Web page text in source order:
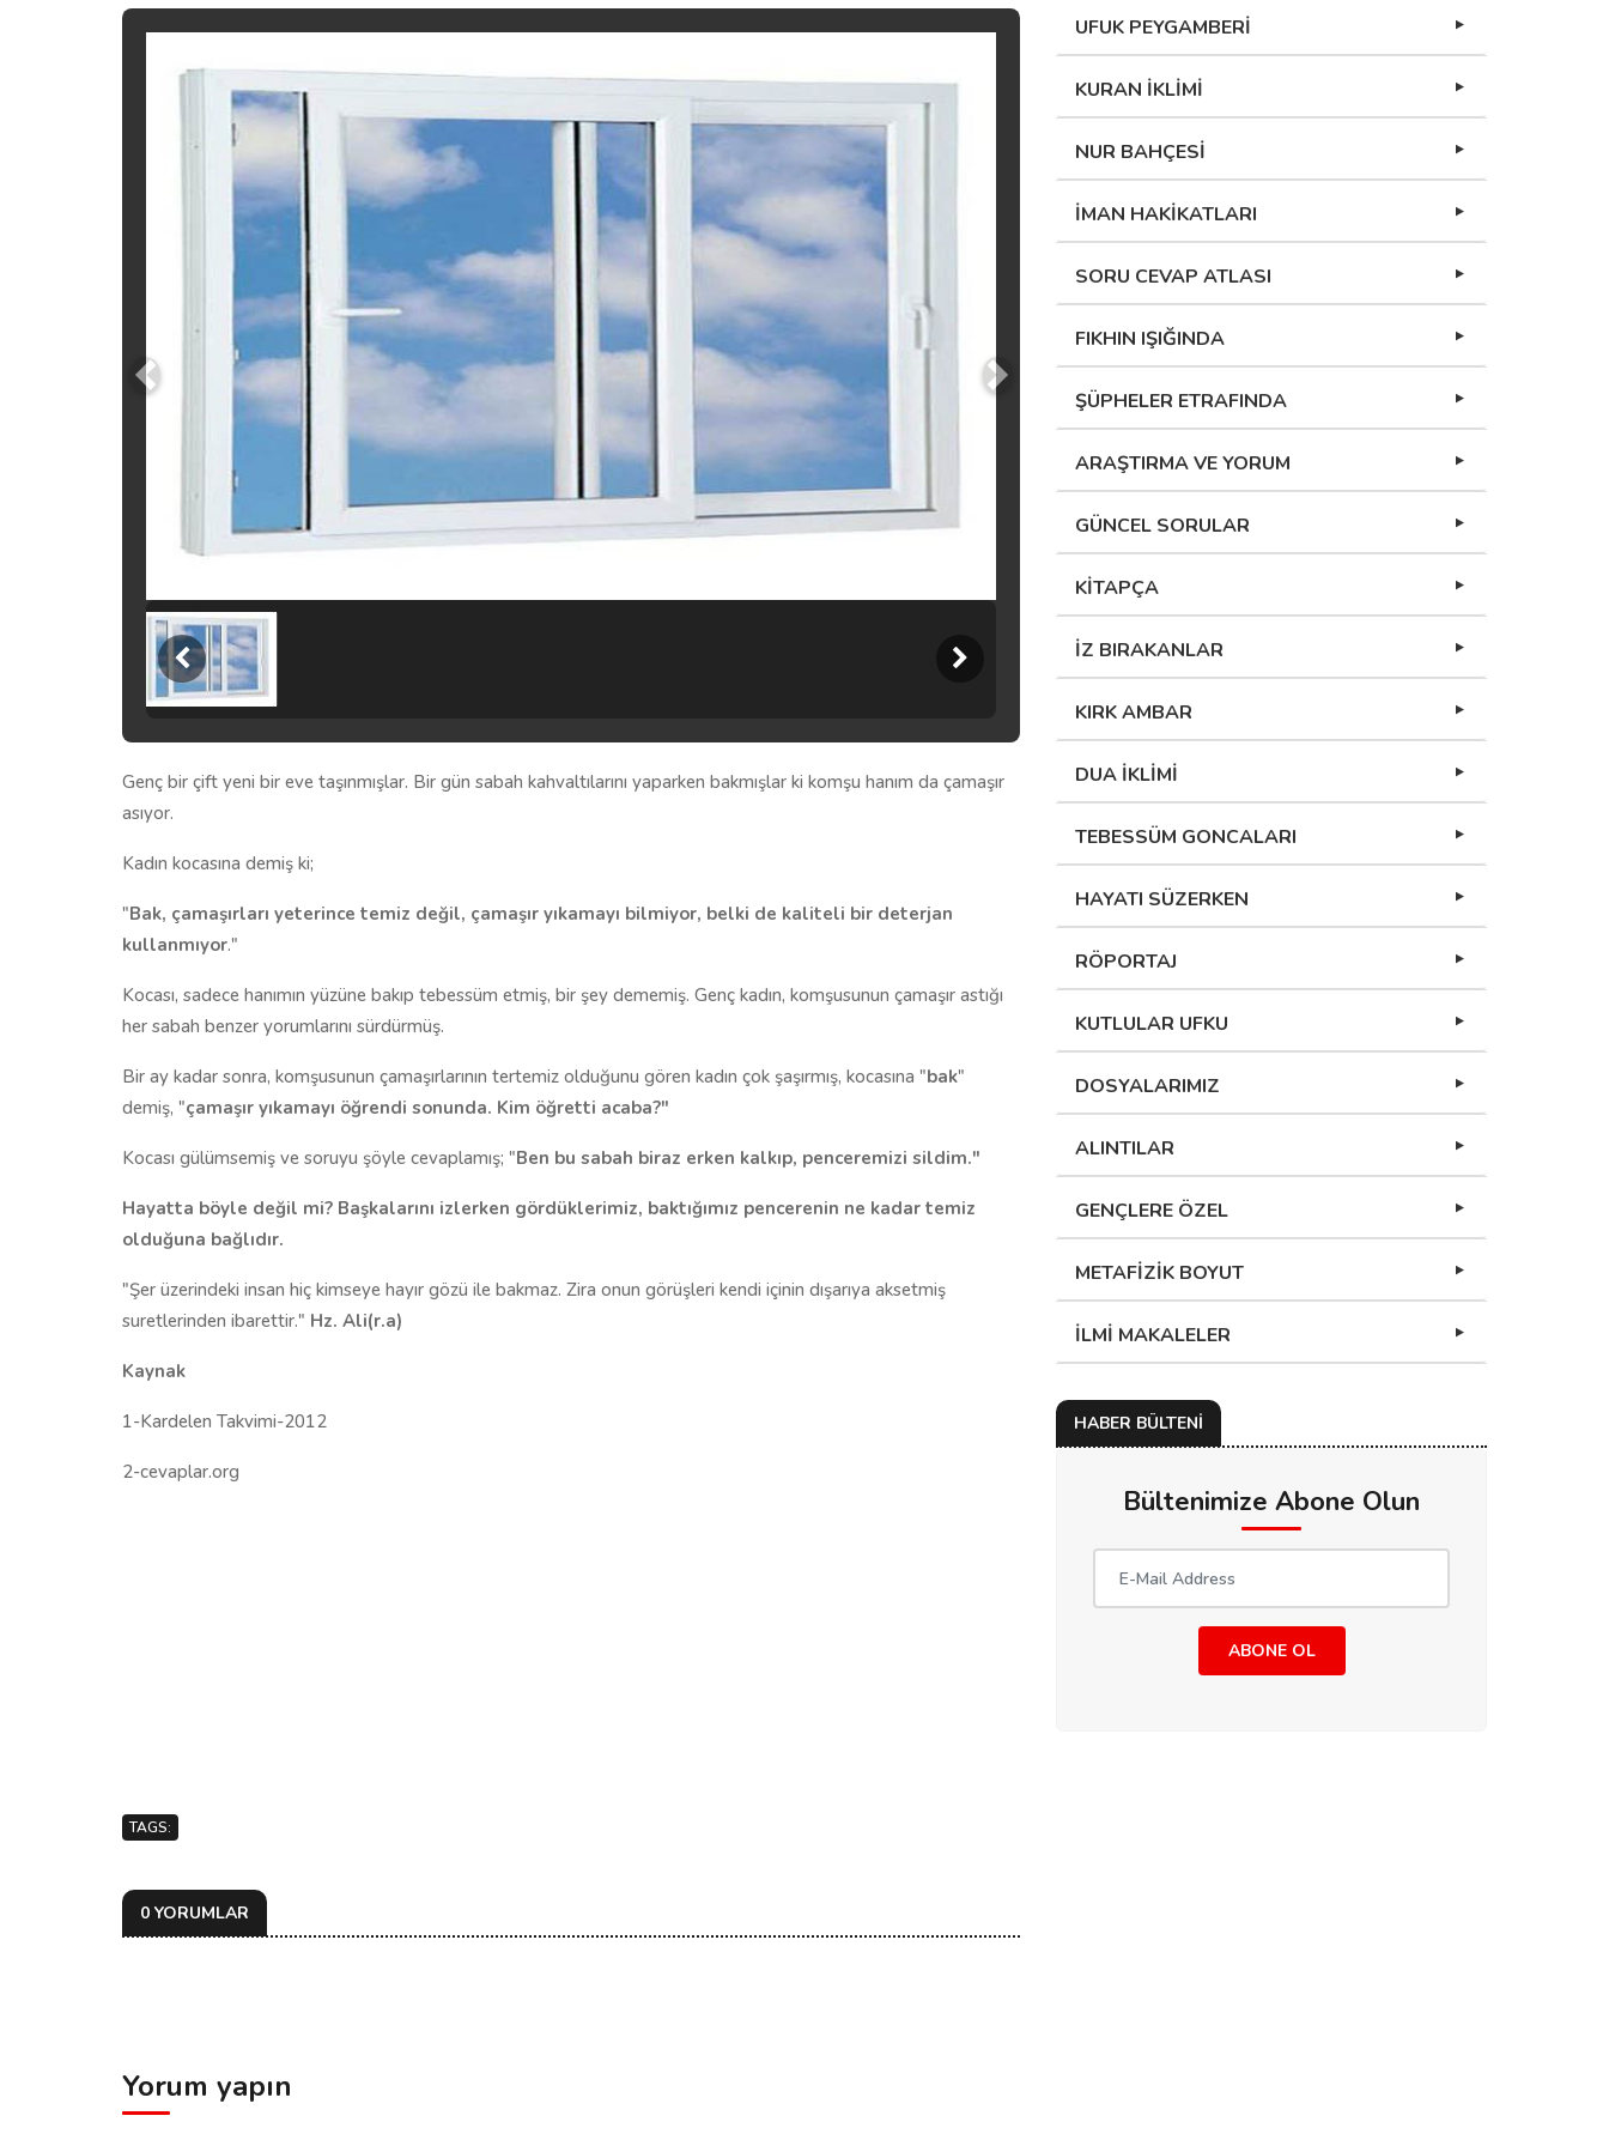
Genç bir çift yeni bir eve taşınmışlar. Bir gün sabah kahvaltılarını yaparken bakmışlar ki komşu hanım da çamaşır
asıyor.
Kadın kocasına demiş ki;
"Bak, çamaşırları yeterince temiz değil, çamaşır yıkamayı bilmiyor, belki de kaliteli bir deterjan
kullanmıyor."
Kocası, sadece hanımın yüzüne bakıp tebessüm etmiş, bir şey dememiş. Genç kadın, komşusunun çamaşır astığı
her sabah benzer yorumlarını sürdürmüş.
Bir ay kadar sonra, komşusunun çamaşırlarının tertemiz olduğunu gören kadın çok şaşırmış, kocasına "bak"
demiş, "çamaşır yıkamayı öğrendi sonunda. Kim öğretti acaba?"
Kocası gülümsemiş ve soruyu şöyle cevaplamış; "Ben bu sabah biraz erken kalkıp, penceremizi sildim."
Hayatta böyle değil mi? Başkalarını izlerken gördüklerimiz, baktığımız pencerenin ne kadar temiz
olduğuna bağlıdır.
"Şer üzerindeki insan hiç kimseye hayır gözü ile bakmaz. Zira onun görüşleri kendi içinin dışarıya aksetmiş
suretlerinden ibarettir." Hz. Ali(r.a)
Kaynak
1-Kardelen Takvimi-2012
2-cevaplar.org
TAGS:
0 YORUMLAR
Yorum yapın
UFUK PEYGAMBERİ
KURAN İKLİMİ
NUR BAHÇESİ
İMAN HAKİKATLARI
SORU CEVAP ATLASI
FIKHIN IŞIĞINDA
ŞÜPHELER ETRAFINDA
ARAŞTIRMA VE YORUM
GÜNCEL SORULAR
KİTAPÇA
İZ BIRAKANLAR
KIRK AMBAR
DUA İKLİMİ
TEBESSÜM GONCALARI
HAYATI SÜZERKEN
RÖPORTAJ
KUTLULAR UFKU
DOSYALARIMIZ
ALINTILAR
GENÇLERE ÖZEL
METAFİZİK BOYUT
İLMİ MAKALELER
HABER BÜLTENİ
Bültenimize Abone Olun
ABONE OL